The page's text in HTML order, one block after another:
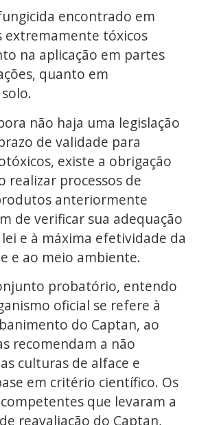
encontrado em
extremamente tóxicos
na aplicação em partes
quanto em
não haja uma legislação
de validade para
existe a obrigação
realizar processos de
anteriormente
de verificar sua adequação
e à máxima efetividade da
e ao meio ambiente.
probatório, entendo
oficial se refere à
do Captan, ao
recomendam a não
culturas de alface e
em critério científico. Os
que levaram a
reavaliação do Captan,